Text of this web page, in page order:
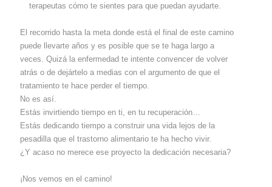
terapeutas cómo te sientes para que puedan ayudarte.
El recorrido hasta la meta donde está el final de este camino
puede llevarte años y es posible que se te haga largo a
veces. Quizá la enfermedad te intente convencer de volver
atrás o de dejártelo a medias con el argumento de que el
tratamiento te hace perder el tiempo.
No es así.
Estás invirtiendo tiempo en ti, en tu recuperación…
Estás dedicando tiempo a construir una vida lejos de la
pesadilla que el trastorno alimentario te ha hecho vivir.
¿Y acaso no merece ese proyecto la dedicación necesaria?
¡Nos vemos en el camino!